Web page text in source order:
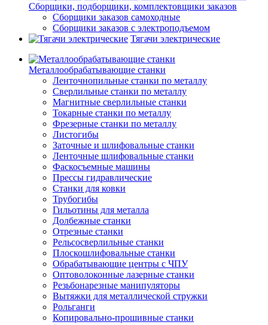
Сборщики, подборщики, комплектовщики заказов
Сборщики заказов самоходные
Сборщики заказов с электроподъемом
Тягачи электрические
Металлообрабатывающие станки
Ленточнопильные станки по металлу
Сверлильные станки по металлу
Магнитные сверлильные станки
Токарные станки по металлу
Фрезерные станки по металлу
Листогибы
Заточные и шлифовальные станки
Ленточные шлифовальные станки
Фаскосъемные машины
Прессы гидравлические
Станки для ковки
Трубогибы
Гильотины для металла
Долбежные станки
Отрезные станки
Рельсосверлильные станки
Плоскошлифовальные станки
Обрабатывающие центры с ЧПУ
Оптоволоконные лазерные станки
Резьбонарезные манипуляторы
Вытяжки для металлической стружки
Рольганги
Копировально-прошивные станки